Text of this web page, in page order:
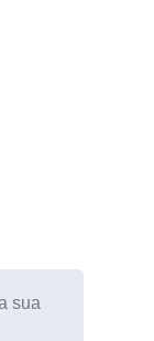
sua